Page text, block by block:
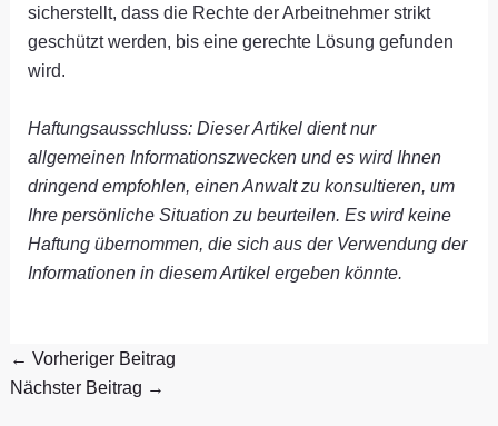
sicherstellt, dass die Rechte der Arbeitnehmer strikt
geschützt werden, bis eine gerechte Lösung gefunden
wird.
Haftungsausschluss: Dieser Artikel dient nur
allgemeinen Informationszwecken und es wird Ihnen
dringend empfohlen, einen Anwalt zu konsultieren, um
Ihre persönliche Situation zu beurteilen. Es wird keine
Haftung übernommen, die sich aus der Verwendung der
Informationen in diesem Artikel ergeben könnte.
← Vorheriger Beitrag
Nächster Beitrag →